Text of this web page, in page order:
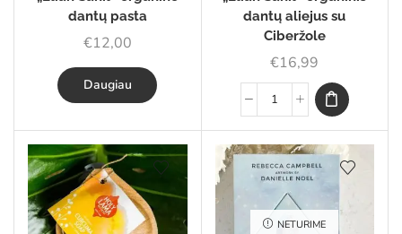
dantų pasta
€12,00
Daugiau
dantų aliejus su
Ciberžole
€16,99
NETURIME